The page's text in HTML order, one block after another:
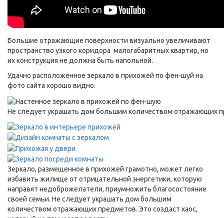
Большие отражающие поверхности визуально увеличивают
пространство узкого коридора малогабаритных квартир, но
их конструкция не должна быть напольной.
Удачно расположенное зеркало в прихожей по фен-шуй на
фото сайта хорошо видно.
Не следует украшать дом большим количеством отражающих
Зеркало, размещенное в прихожей грамотно, может легко
избавить жилище от отрицательной энергетики, которую
направят недоброжелатели, приумножить благосостояние
своей семьи. Не следует украшать дом большим
количеством отражающих предметов. Это создаст хаос,